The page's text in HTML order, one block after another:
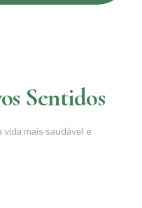
Sentidos
mais saudável e